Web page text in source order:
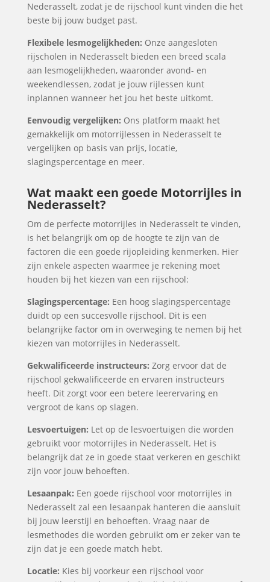
Nederasselt, zodat je de rijschool kunt vinden die het
beste bij jouw budget past.
Flexibele lesmogelijkheden: Onze aangesloten
rijscholen in Nederasselt bieden een breed scala
aan lesmogelijkheden, waaronder avond- en
weekendlessen, zodat je jouw rijlessen kunt
inplannen wanneer het jou het beste uitkomt.
Eenvoudig vergelijken: Ons platform maakt het
gemakkelijk om motorrijlessen in Nederasselt te
vergelijken op basis van prijs, locatie,
slagingspercentage en meer.
Wat maakt een goede Motorrijles in
Nederasselt?
Om de perfecte motorrijles in Nederasselt te vinden,
is het belangrijk om op de hoogte te zijn van de
factoren die een goede rijopleiding kenmerken. Hier
zijn enkele aspecten waarmee je rekening moet
houden bij het kiezen van een rijschool:
Slagingspercentage: Een hoog slagingspercentage
duidt op een succesvolle rijschool. Dit is een
belangrijke factor om in overweging te nemen bij het
kiezen van motorrijles in Nederasselt.
Gekwalificeerde instructeurs: Zorg ervoor dat de
rijschool gekwalificeerde en ervaren instructeurs
heeft. Dit zorgt voor een betere leerervaring en
vergroot de kans op slagen.
Lesvoertuigen: Let op de lesvoertuigen die worden
gebruikt voor motorrijles in Nederasselt. Het is
belangrijk dat ze in goede staat verkeren en geschikt
zijn voor jouw behoeften.
Lesaanpak: Een goede rijschool voor motorrijles in
Nederasselt zal een lesaanpak hanteren die aansluit
bij jouw leerstijl en behoeften. Vraag naar de
lesmethodes die worden gebruikt om er zeker van te
zijn dat je een goede match hebt.
Locatie: Kies bij voorkeur een rijschool voor